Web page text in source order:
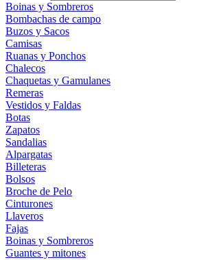
Boinas y Sombreros
Bombachas de campo
Buzos y Sacos
Camisas
Ruanas y Ponchos
Chalecos
Chaquetas y Gamulanes
Remeras
Vestidos y Faldas
Botas
Zapatos
Sandalias
Alpargatas
Billeteras
Bolsos
Broche de Pelo
Cinturones
Llaveros
Fajas
Boinas y Sombreros
Guantes y mitones